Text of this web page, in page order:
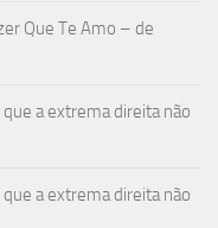
Que Te Amo – de
a extrema direita não
a extrema direita não